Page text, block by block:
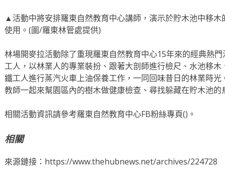
▲活動中將安排羅東自然教育中心講師，演示於貯木池中移
使用。(圖/羅東林管處提供)
林場開麥拉活動除了重現羅東自然教育中心15年來的經典熱
工人，以林業人的專業裝扮、跟著大剖師進行檢尺、水池移
鐵工人進行蒸汽火車上油保養工作，一同回味昔日的林業時
教師一起來幫園區內的樹木做健康檢查、尋找躲藏在貯木池的
相關活動資訊請參考羅東自然教育中心FB粉絲專頁()。
相關
來源鏈接：https://www.thehubnews.net/archives/224728